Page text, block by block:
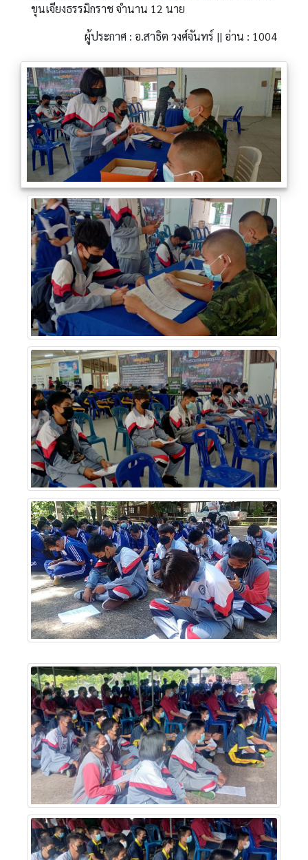
ขุนเจียงธรรมิกราช จำนาน 12 นาย
ผู้ประกาศ : อ.สาธิต วงศ์จันทร์ || อ่าน : 1004